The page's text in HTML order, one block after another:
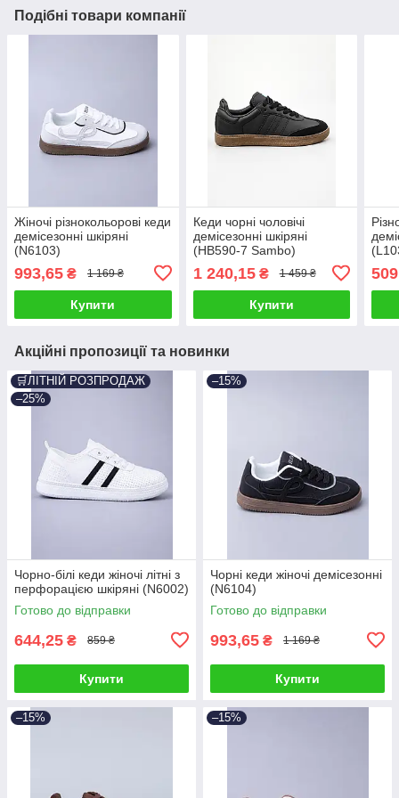
Подібні товари компанії
Жіночі різнокольорові кеди
демісезонні шкіряні
(N6103)
993,65 ₴ 1 169 ₴
Купити
Кеди чорні чоловічі
демісезонні шкіряні
(HB590-7 Sambo)
1 240,15₴ 1 459 ₴
Купити
Акційні пропозиції та новинки
🛒ЛІТНІЙ РОЗПРОДАЖ
–25%
Чорно-білі кеди жіночі літні з
перфорацією шкіряні (N6002)
Готово до відправки
644,25 ₴ 859 ₴
Купити
–15%
Чорні кеди жіночі демісезонні
(N6104)
Готово до відправки
993,65 ₴ 1 169 ₴
Купити
–15% –15%